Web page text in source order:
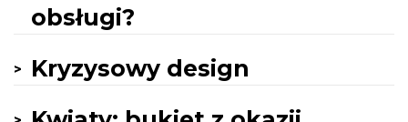
obsługi?
Kryzysowy design